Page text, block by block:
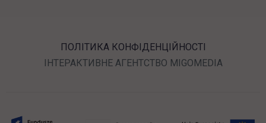
ПОЛІТИКА КОНФІДЕНЦІЙНОСТІ
ІНТЕРАКТИВНЕ АГЕНТСТВОПОСИЛАННЯ
MIGOMEDIA